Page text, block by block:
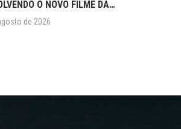
O NOVO FILME DA
de 2026